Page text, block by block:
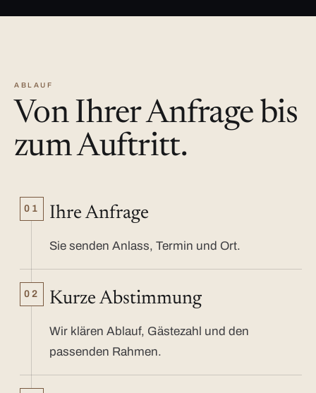
ABLAUF
Von Ihrer Anfrage bis
zum Auftritt.
01 Ihre Anfrage
Sie senden Anlass, Termin und Ort.
02 Kurze Abstimmung
Wir klären Ablauf, Gästezahl und den
passenden Rahmen.